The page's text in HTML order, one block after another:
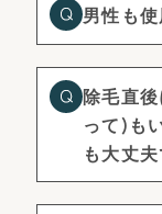
男性も
除毛直
って)も
も大丈